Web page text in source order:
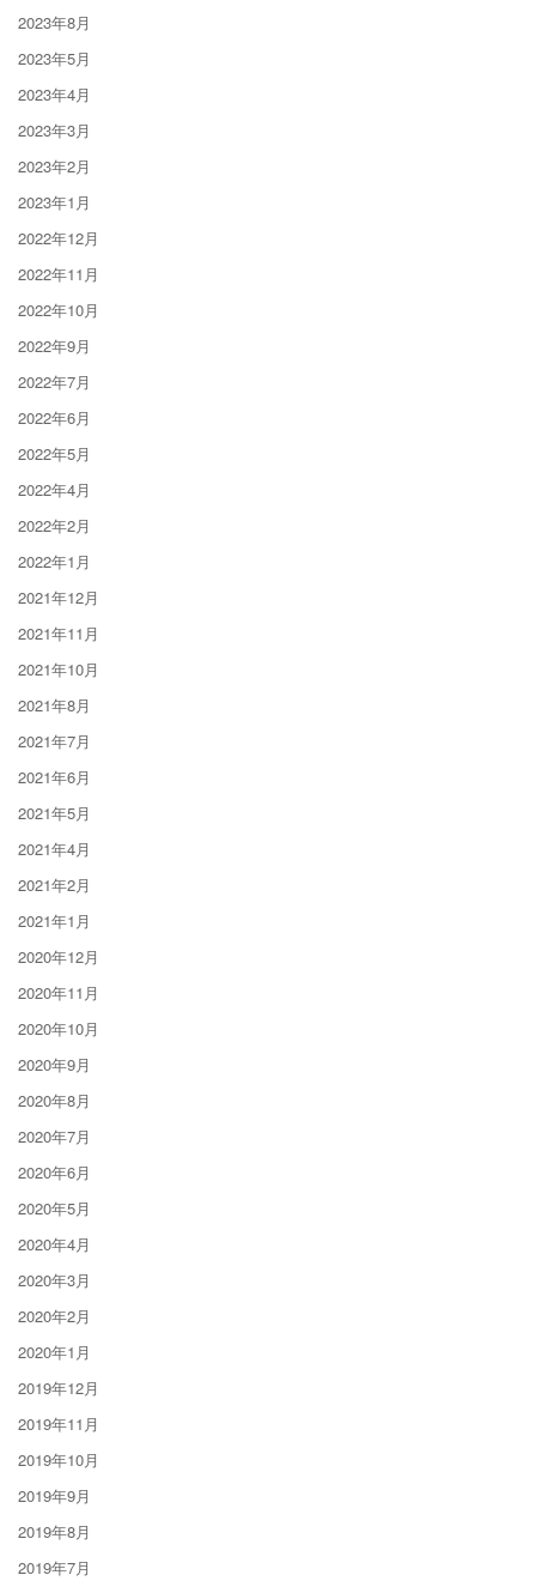
2023年8月
2023年5月
2023年4月
2023年3月
2023年2月
2023年1月
2022年12月
2022年11月
2022年10月
2022年9月
2022年7月
2022年6月
2022年5月
2022年4月
2022年2月
2022年1月
2021年12月
2021年11月
2021年10月
2021年8月
2021年7月
2021年6月
2021年5月
2021年4月
2021年2月
2021年1月
2020年12月
2020年11月
2020年10月
2020年9月
2020年8月
2020年7月
2020年6月
2020年5月
2020年4月
2020年3月
2020年2月
2020年1月
2019年12月
2019年11月
2019年10月
2019年9月
2019年8月
2019年7月